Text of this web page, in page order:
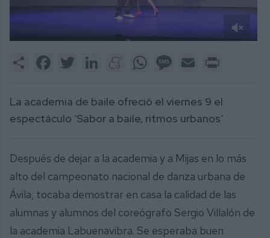
2
Share FacebookTwitter LinkedInMeneameWhatsAppMessage
Email
La academia de baile ofreció el viernes 9 el
espectáculo ‘Sabor a baile, ritmos urbanos’
Después de dejar a la academia y a Mijas en lo más
alto del campeonato nacional de danza urbana de
Ávila, tocaba demostrar en casa la calidad de las
alumnas y alumnos del coreógrafo Sergio Villalón de
la academia Labuenavibra. Se esperaba buen